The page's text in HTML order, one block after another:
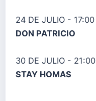
24 DE JULIO - 17:00
DON PATRICIO
30 DE JULIO - 21:00
STAY HOMAS